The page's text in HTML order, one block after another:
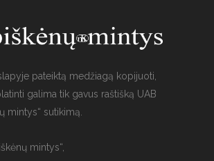
pateiktą medžiagą kopijuoti,
galima tik gavus raštišką UAB
mintys“ sutikimą.
mintys“,